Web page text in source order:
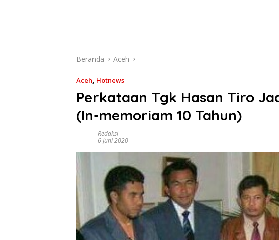
Beranda Aceh
Aceh, Hotnews
Perkataan Tgk Hasan Tiro
(In-memoriam 10 Tahun)
Redaksi
6 Juni 2020